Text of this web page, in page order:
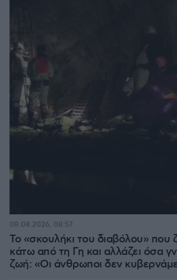
Το «σκουλήκι του διαβόλου» που
κάτω από τη Γη και αλλάζει όσα
ζωή: «Οι άνθρωποι δεν
08.08.2026, 08:57